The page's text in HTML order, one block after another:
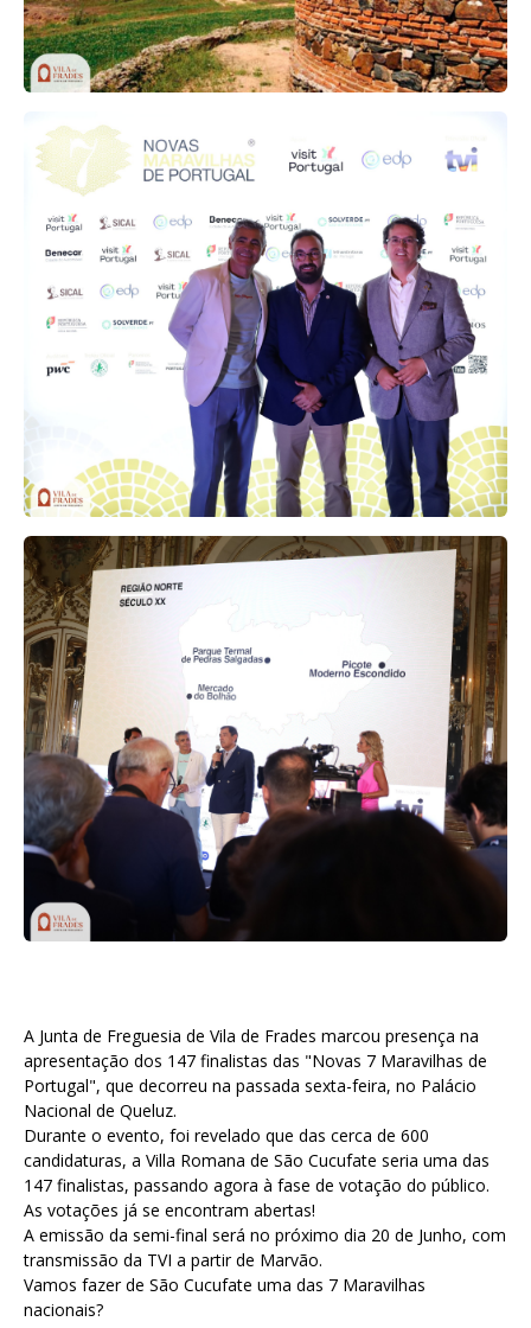
A Junta de Freguesia de Vila de Frades marcou presença na
apresentação dos 147 finalistas das "Novas 7 Maravilhas de
Portugal", que decorreu na passada sexta-feira, no Palácio
Nacional de Queluz.
Durante o evento, foi revelado que das cerca de 600
candidaturas, a Villa Romana de São Cucufate seria uma das
147 finalistas, passando agora à fase de votação do público.
As votações já se encontram abertas!
A emissão da semi-final será no próximo dia 20 de Junho, com
transmissão da TVI a partir de Marvão.
Vamos fazer de São Cucufate uma das 7 Maravilhas
nacionais?